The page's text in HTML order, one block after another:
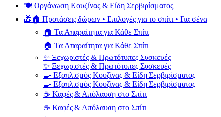
🍽️ Οργάνωση Κουζίνας & Είδη Σερβιρίσματος
🎁🏠 Προτάσεις δώρων • Επιλογές για το σπίτι • Για σένα
🏠 Τα Απαραίτητα για Κάθε Σπίτι
🏠 Τα Απαραίτητα για Κάθε Σπίτι
✨ Ξεχωριστές & Πρωτότυπες Συσκευές
✨ Ξεχωριστές & Πρωτότυπες Συσκευές
🍳 Εξοπλισμός Κουζίνας & Είδη Σερβιρίσματος
🍳 Εξοπλισμός Κουζίνας & Είδη Σερβιρίσματος
☕ Καφές & Απόλαυση στο Σπίτι
☕ Καφές & Απόλαυση στο Σπίτι